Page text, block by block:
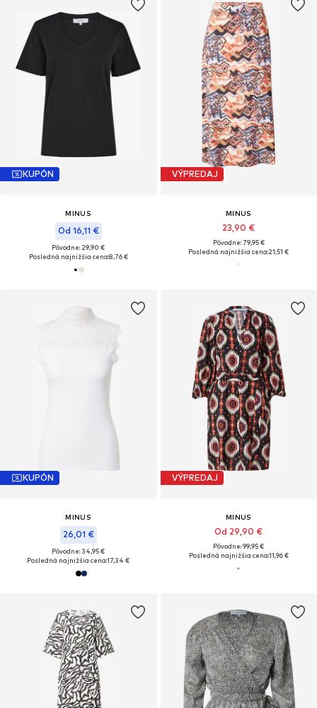
KUPÓN
MINUS
Od 16,11 €
Pôvodne: 29,90 €
Posledná najnižšia cena:8,76 €
VÝPREDAJ
MINUS
23,90 €
Pôvodne: 79,95 €
Posledná najnižšia cena:21,51 €
KUPÓN
MINUS
26,01 €
Pôvodne: 34,95 €
Posledná najnižšia cena:17,34 €
VÝPREDAJ
MINUS
Od 29,90 €
Pôvodne: 99,95 €
Posledná najnižšia cena:11,96 €